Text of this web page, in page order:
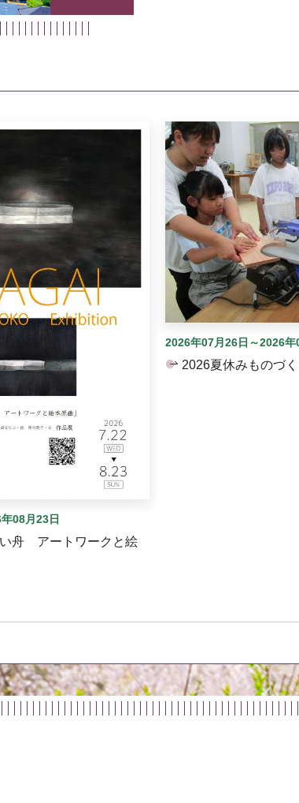
08月23日
舟 アートワークと絵
2026年07月26日～2026年
2026夏休みものづ